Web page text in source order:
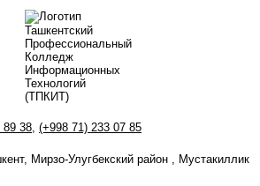
89 38, (+998 71) 233 07 85
Мирзо-Улугбекский район , Мустакиллик